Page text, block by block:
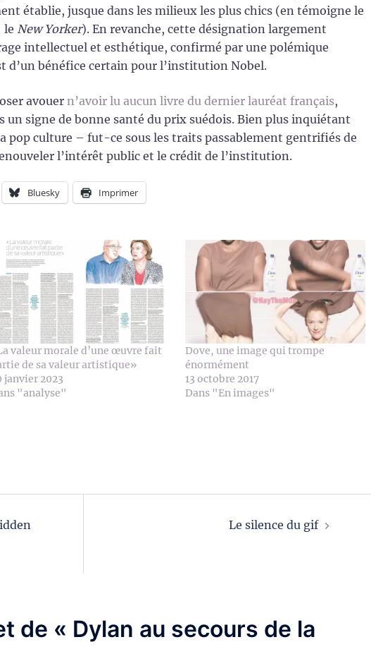
établie, jusque dans les milieux les plus chics (en témoigne le
le New Yorker). En revanche, cette désignation largement
intellectuel et esthétique, confirmé par une polémique
d’un bénéfice certain pour l’institution Nobel.
avouer n’avoir lu aucun livre du dernier lauréat français,
un signe de bonne santé du prix suédois. Bien plus inquiétant
pop culture – fut-ce sous les traits passablement gentrifiés de
l’intérêt public et le crédit de l’institution.
Bluesky Imprimer
valeur morale d’une œuvre fait
de sa valeur artistique»
janvier 2023
"analyse"
Dove, une image qui trompe
énormément
13 octobre 2017
Dans "En images"
Le silence du gif
de « Dylan au secours de la